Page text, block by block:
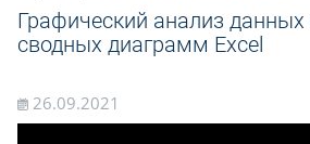
Графический анализ
сводных диаграмм Excel
26.09.2021